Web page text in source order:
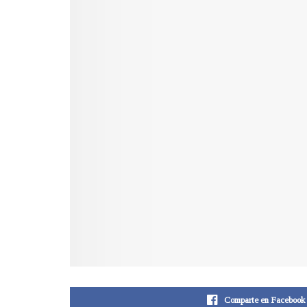
Comparte en Facebook